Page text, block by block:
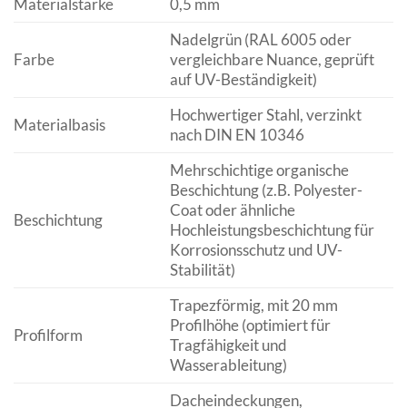
Farbe
Nadelgrün (RAL 6005 oder
vergleichbare Nuance, geprüft
auf UV-Beständigkeit)
Materialbasis
Hochwertiger Stahl, verzinkt
nach DIN EN 10346
Beschichtung
Mehrschichtige organische
Beschichtung (z.B. Polyester-
Coat oder ähnliche
Hochleistungsbeschichtung für
Korrosionsschutz und UV-
Stabilität)
Profilform
Trapezförmig, mit 20 mm
Profilhöhe (optimiert für
Tragfähigkeit und
Wasserableitung)
Dacheindeckungen,